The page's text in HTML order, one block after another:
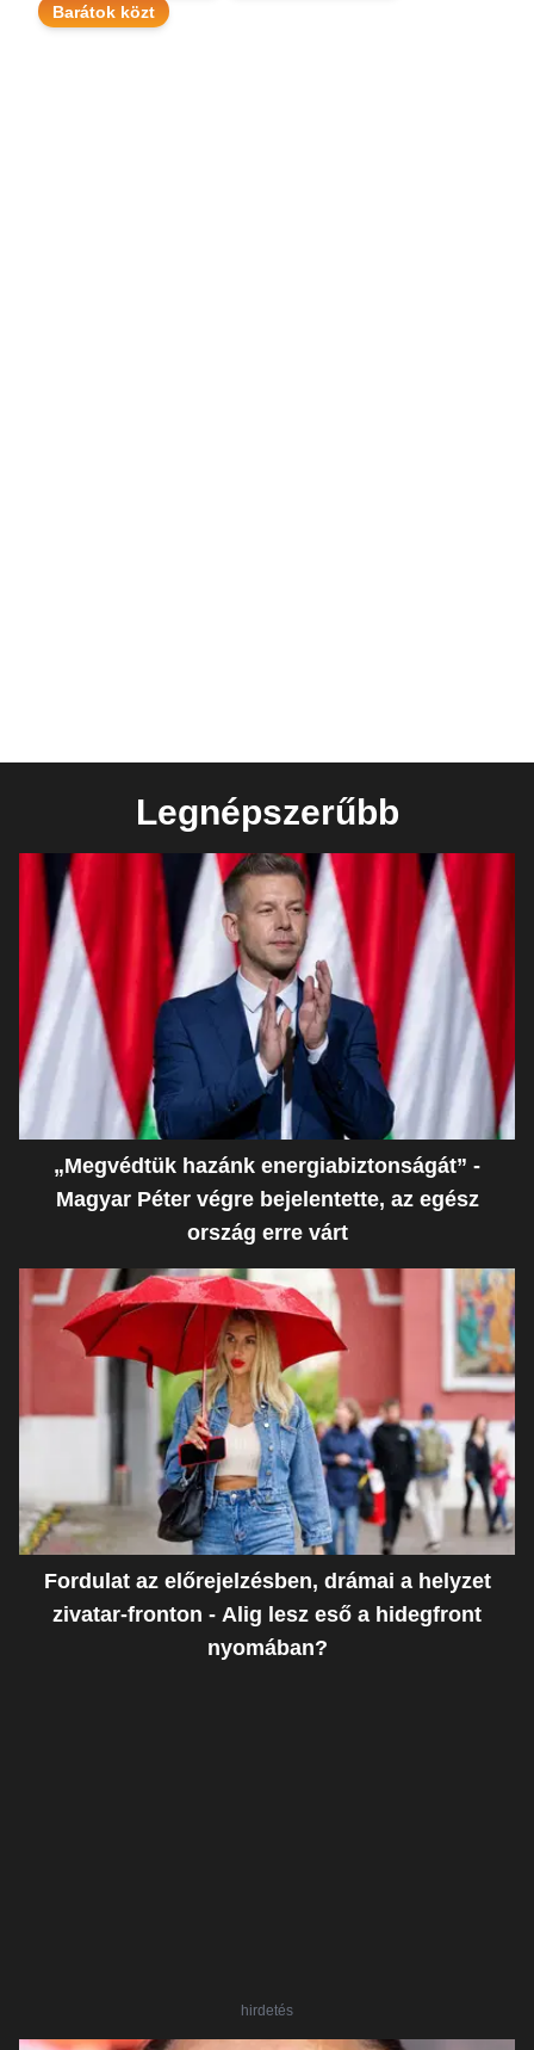
Barátok közt
Legnépszerűbb
„Megvédtük hazánk energiabiztonságát” -
Magyar Péter végre bejelentette, az egész
ország erre várt
Fordulat az előrejelzésben, drámai a helyzet
zivatar-fronton - Alig lesz eső a hidegfront
nyomában?
hirdetés